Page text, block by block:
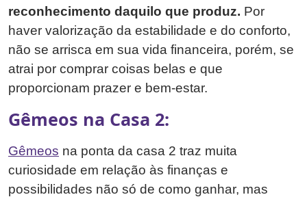
reconhecimento daquilo que produz. Por
haver valorização da estabilidade e do conforto,
não se arrisca em sua vida financeira, porém, se
atrai por comprar coisas belas e que
proporcionam prazer e bem-estar.
Gêmeos na Casa 2:
Gêmeos na ponta da casa 2 traz muita
curiosidade em relação às finanças e
possibilidades não só de como ganhar, mas